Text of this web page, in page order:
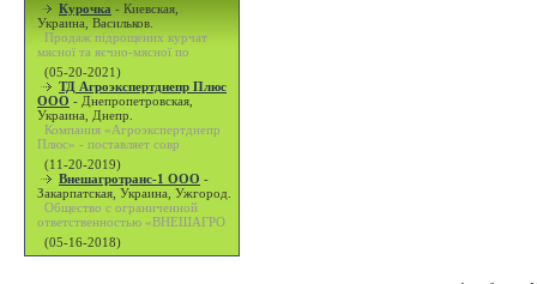
Курочка - Киевская,
Украина, Васильков.
Продаж підрощених курчат
мясної та яєчно-мясної по
(05-20-2021)
ТД Агроэкспертднепр Плюс
ООО - Днепропетровская,
Украина, Днепр.
Компания «Агроэкспертднепр
Плюс» - поставляет совр
(11-20-2019)
Внешагротранс-1 ООО -
Закарпатская, Украина, Ужгород.
Общество с ограниченной
ответственностью «ВНЕШАГРО
(05-16-2018)